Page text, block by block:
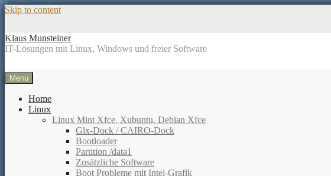
Skip to content
Klaus Munsteiner
IT-Lösungen mit Linux, Windows und freier Software
Menu
Home
Linux
Linux Mint Xfce, Xubuntu, Debian Xfce
Glx-Dock / CAIRO-Dock
Bootloader
Partition /data1
Zusätzliche Software
Boot Probleme mit Intel-Grafik